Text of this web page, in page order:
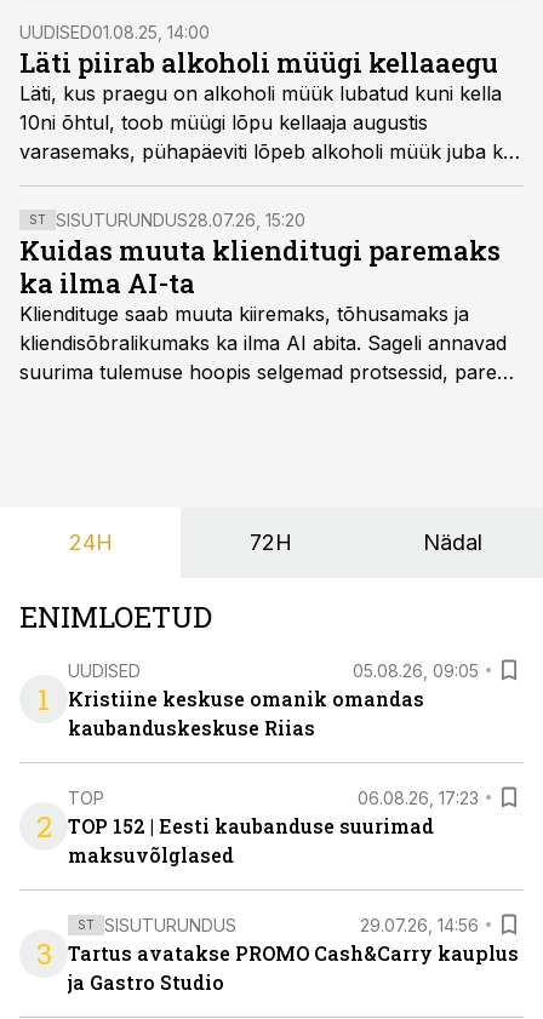
äriarvestuse juht Kristjan Anderson Äripäeva raadio
hommikuprogrammis.
UUDISED01.08.25, 14:00
Läti piirab alkoholi müügi kellaaegu
Läti, kus praegu on alkoholi müük lubatud kuni kella
10ni õhtul, toob müügi lõpu kellaaja augustis
varasemaks, pühapäeviti lõpeb alkoholi müük juba kell
18.
ST SISUTURUNDUS28.07.26, 15:20
Kuidas muuta klienditugi paremaks
ka ilma AI-ta
Kliendituge saab muuta kiiremaks, tõhusamaks ja
kliendisõbralikumaks ka ilma AI abita. Sageli annavad
suurima tulemuse hoopis selgemad protsessid, parem
24H 72H Nädal
ENIMLOETUD
1
UUDISED 05.08.26, 09:05
Kristiine keskuse omanik omandas
kaubanduskeskuse Riias
2
TOP 06.08.26, 17:23
TOP 152 | Eesti kaubanduse suurimad
maksuvõlglased
3
ST SISUTURUNDUS 29.07.26, 14:56
Tartus avatakse PROMO Cash&Carry kauplus
ja Gastro Studio